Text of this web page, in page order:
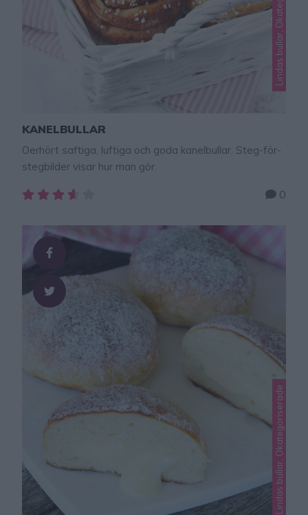
KANELBULLAR
Oerhört saftiga, luftiga och goda kanelbullar. Steg-för-
stegbilder visar hur man gör.
0
Lindas bullar, Okategoriserade